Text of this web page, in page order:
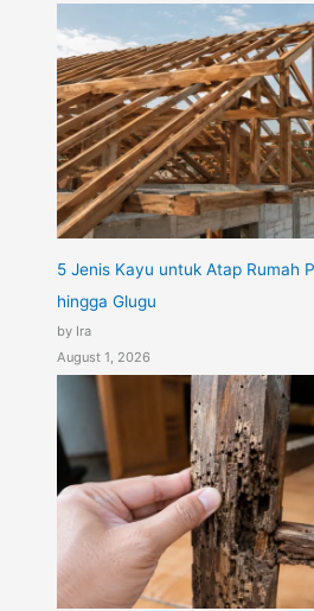
5 Jenis Kayu untuk Atap Rumah
hingga Glugu
by Ira
August 1, 2026